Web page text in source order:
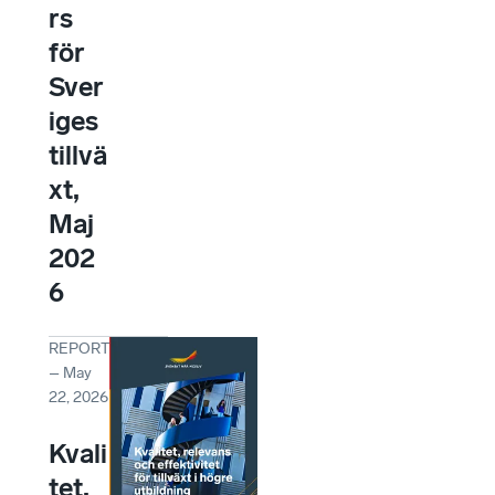
rs
för
Sver
iges
tillvä
xt,
Maj
202
6
REPORT
– May
22, 2026
Kvali
tet,